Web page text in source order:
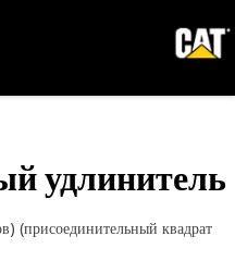
удлинитель
(присоединительный квадрат